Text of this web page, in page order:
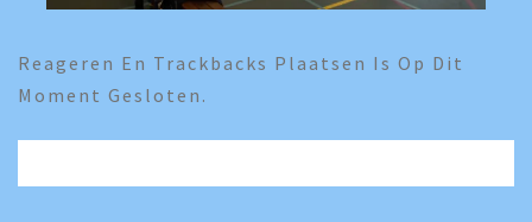
Reageren En Trackbacks Plaatsen Is Op Dit
Moment Gesloten.